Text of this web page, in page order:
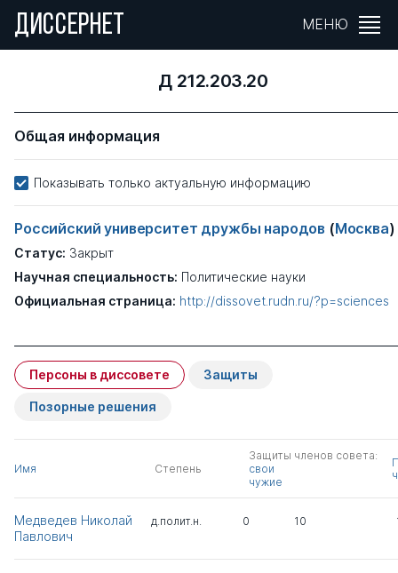
ДИССЕРНЕТ МЕНЮ
Д 212.203.20
Общая информация
Показывать только актуальную информацию
Российский университет дружбы народов (Москва)
Статус: Закрыт
Научная специальность: Политические науки
Официальная страница: http://dissovet.rudn.ru/?p=sciences
Персоны в диссовете Защиты
Позорные решения
Имя Степень
Защиты членов совета:
свои
чужие
Медведев Николай
Павлович
д.полит.н. 0 10